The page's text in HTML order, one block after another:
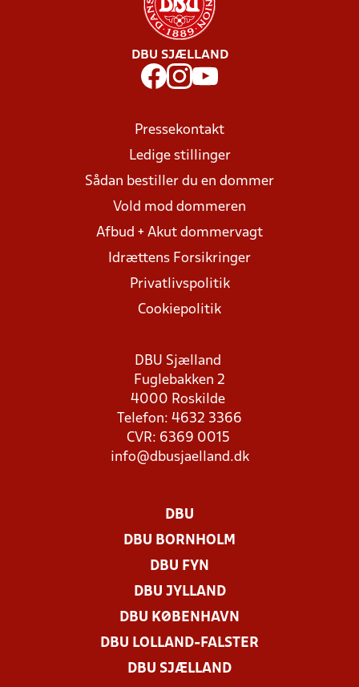
DBU SJÆLLAND
Pressekontakt
Ledige stillinger
Sådan bestiller du en dommer
Vold mod dommeren
Afbud + Akut dommervagt
Idrættens Forsikringer
Privatlivspolitik
Cookiepolitik
DBU Sjælland
Fuglebakken 2
4000 Roskilde
Telefon: 4632 3366
CVR: 6369 0015
info@dbusjaelland.dk
DBU
DBU BORNHOLM
DBU FYN
DBU JYLLAND
DBU KØBENHAVN
DBU LOLLAND-FALSTER
DBU SJÆLLAND